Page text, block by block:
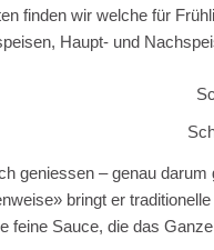
finden wir welche für
Haupt- und
geniessen – genau darum
bringt er
feine Sauce, die das